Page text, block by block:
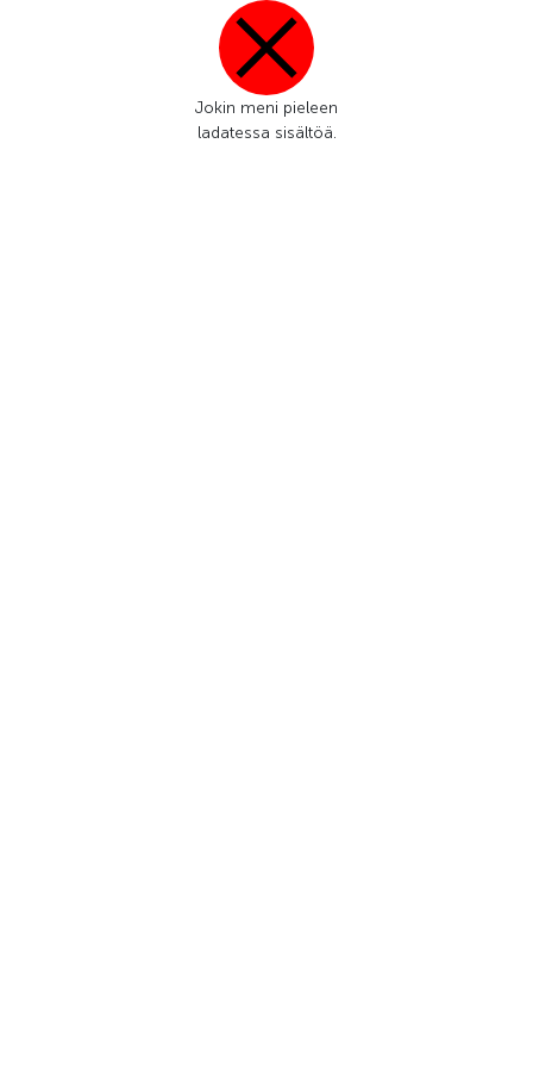
Jokin meni pieleen
ladatessa sisältöä.